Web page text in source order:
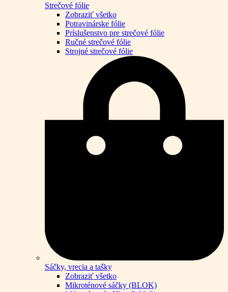
Strečové fólie
Zobraziť všetko
Potravinárske fólie
Príslušenstvo pre strečové fólie
Ručné strečové fólie
Strojné strečové fólie
Sáčky, vrecia a tašky
Zobraziť všetko
Mikroténové sáčky (BLOK)